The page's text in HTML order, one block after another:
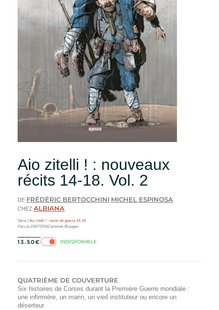
Aio zitelli ! : nouveaux
récits 14-18. Vol. 2
DE FRÉDÉRIC BERTOCCHINI MICHEL ESPINOSA
CHEZ ALBIANA
Série |
Aio zitelli ! : récits de guerre 14-18
Paru le 23/07/2016Cartonné 48pages
13.50€ INDISPONIBLE
QUATRIÈME DE COUVERTURE
Six histoires de Corses durant la Première Guerre mondiale :
une infirmière, un marin, un vieil instituteur ou encore un
déserteur.